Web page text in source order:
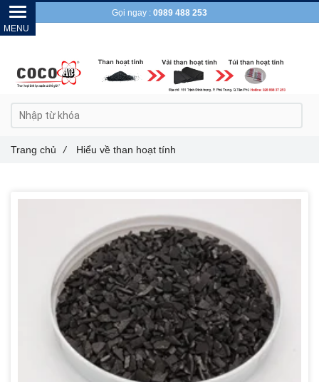
Trang chủ / Hiểu về than hoạt tính
Gọi ngay : 0989 488 253